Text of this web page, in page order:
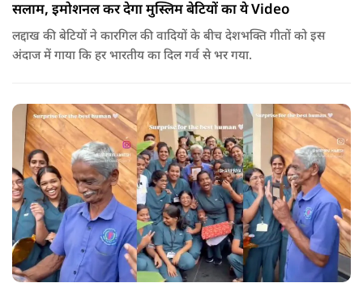
सलाम, इमोशनल कर देगा मुस्लिम बेटियों का ये Video
लद्दाख की बेटियों ने कारगिल की वादियों के बीच देशभक्ति गीतों को इस
अंदाज में गाया कि हर भारतीय का दिल गर्व से भर गया.